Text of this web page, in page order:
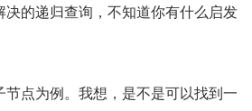
的递归查询，不知道你有什么启发
点为例。我想，是不是可以找到一